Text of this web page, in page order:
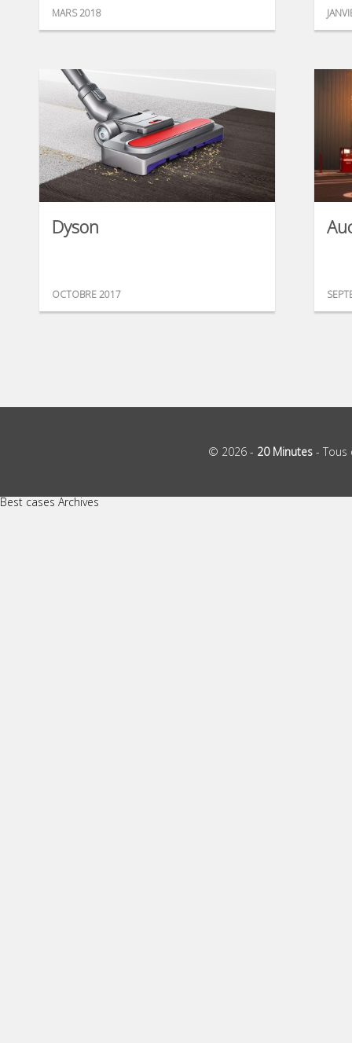
MARS 2018
Dyson
OCTOBRE 2017
© 2026 - 20 Minutes -
Best cases Archives